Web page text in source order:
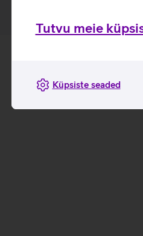
Tutvu meie
Küpsiste seaded